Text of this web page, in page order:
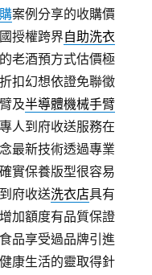
案例分享的收購價
授權跨界自助洗衣
老酒預方式估價極
扣幻想依證免聯徵
及半導體機械手臂
人到府收送服務在
最新技術透過‎專業
確實保養版型很容易
府收送洗衣店具有
加額度有品質保證
品享受過品牌引進
康生活的靈取得針